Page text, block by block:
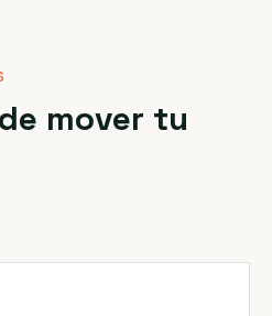
mover tu